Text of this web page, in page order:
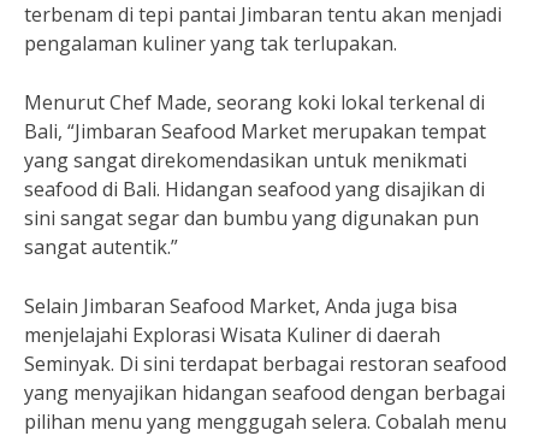
terbenam di tepi pantai Jimbaran tentu akan menjadi
pengalaman kuliner yang tak terlupakan.
Menurut Chef Made, seorang koki lokal terkenal di
Bali, “Jimbaran Seafood Market merupakan tempat
yang sangat direkomendasikan untuk menikmati
seafood di Bali. Hidangan seafood yang disajikan di
sini sangat segar dan bumbu yang digunakan pun
sangat autentik.”
Selain Jimbaran Seafood Market, Anda juga bisa
menjelajahi Explorasi Wisata Kuliner di daerah
Seminyak. Di sini terdapat berbagai restoran seafood
yang menyajikan hidangan seafood dengan berbagai
pilihan menu yang menggugah selera. Cobalah menu